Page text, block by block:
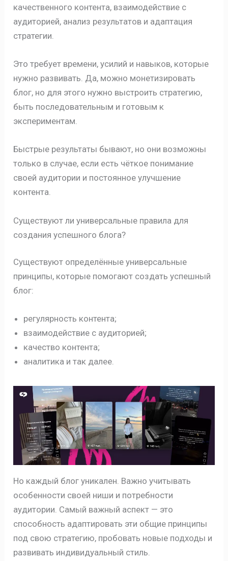
качественного контента, взаимодействие с
аудиторией, анализ результатов и адаптация
стратегии.
Это требует времени, усилий и навыков, которые
нужно развивать. Да, можно монетизировать
блог, но для этого нужно выстроить стратегию,
быть последовательным и готовым к
экспериментам.
Быстрые результаты бывают, но они возможны
только в случае, если есть чёткое понимание
своей аудитории и постоянное улучшение
контента.
Существуют ли универсальные правила для
создания успешного блога?
Существуют определённые универсальные
принципы, которые помогают создать успешный
блог:
регулярность контента;
взаимодействие с аудиторией;
качество контента;
аналитика и так далее.
Но каждый блог уникален. Важно учитывать
особенности своей ниши и потребности
аудитории. Самый важный аспект — это
способность адаптировать эти общие принципы
под свою стратегию, пробовать новые подходы и
развивать индивидуальный стиль.